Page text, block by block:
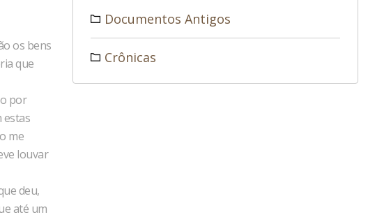
os bens
que
por
estas
me
louvar
deu,
até um
Documentos Antigos
Crônicas